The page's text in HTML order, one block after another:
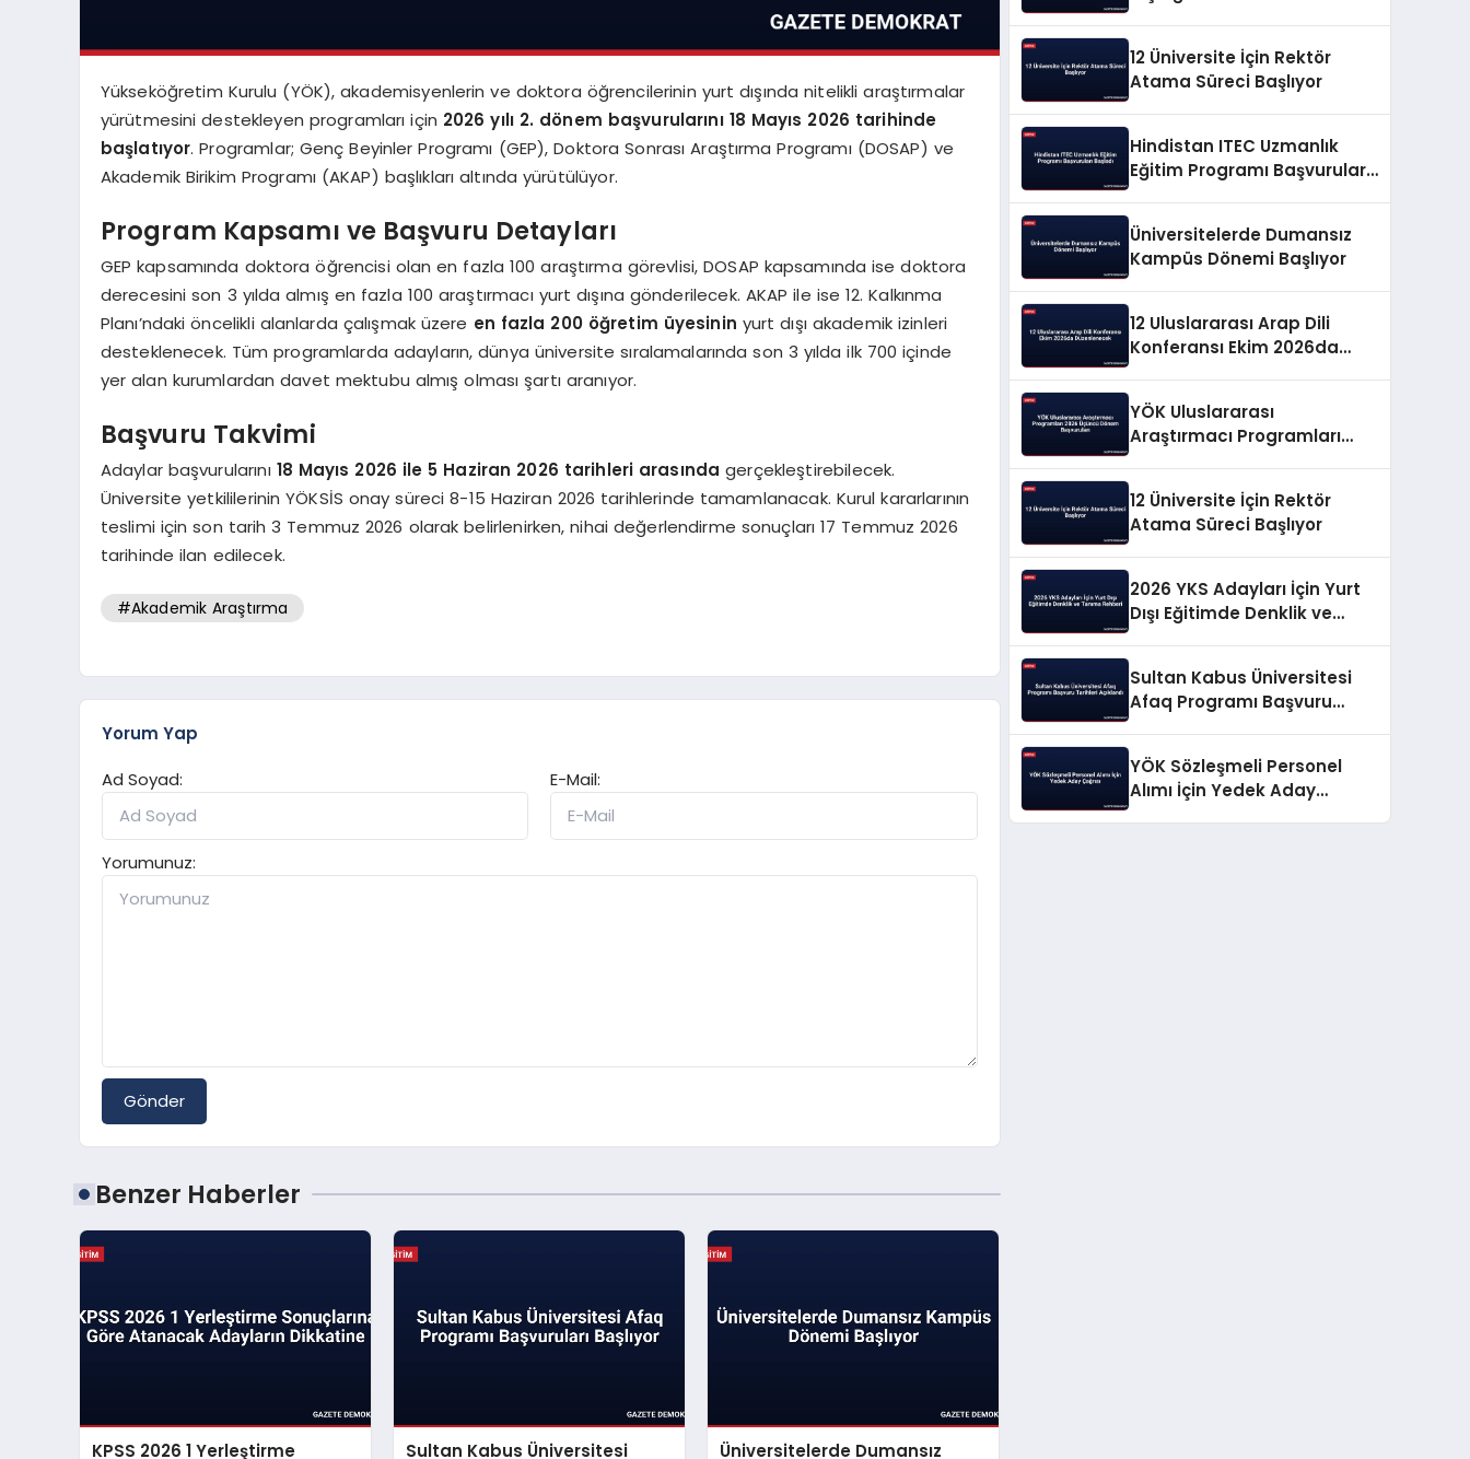
Yükseköğretim Kurulu (YÖK), akademisyenlerin ve doktora öğrencilerinin yurt dışında nitelikli araştırmalar
yürütmesini destekleyen programları için 2026 yılı 2. dönem başvurularını 18 Mayıs 2026 tarihinde
başlatıyor. Programlar; Genç Beyinler Programı (GEP), Doktora Sonrası Araştırma Programı (DOSAP) ve
Akademik Birikim Programı (AKAP) başlıkları altında yürütülüyor.
Program Kapsamı ve Başvuru Detayları
GEP kapsamında doktora öğrencisi olan en fazla 100 araştırma görevlisi, DOSAP kapsamında ise doktora
derecesini son 3 yılda almış en fazla 100 araştırmacı yurt dışına gönderilecek. AKAP ile ise 12. Kalkınma
Planı’ndaki öncelikli alanlarda çalışmak üzere en fazla 200 öğretim üyesinin yurt dışı akademik izinleri
desteklenecek. Tüm programlarda adayların, dünya üniversite sıralamalarında son 3 yılda ilk 700 içinde
yer alan kurumlardan davet mektubu almış olması şartı aranıyor.
Başvuru Takvimi
Adaylar başvurularını 18 Mayıs 2026 ile 5 Haziran 2026 tarihleri arasında gerçekleştirebilecek.
Üniversite yetkililerinin YÖKSİS onay süreci 8-15 Haziran 2026 tarihlerinde tamamlanacak. Kurul kararlarının
teslimi için son tarih 3 Temmuz 2026 olarak belirlenirken, nihai değerlendirme sonuçları 17 Temmuz 2026
tarihinde ilan edilecek.
#Akademik Araştırma
Yorum Yap
Ad Soyad:
E-Mail:
Yorumunuz:
Gönder
Benzer Haberler
KPSS 2026 1 Yerleştirme Sultan Kabus Üniversitesi Üniversitelerde Dumansız
12 Üniversite İçin Rektör
Atama Süreci Başlıyor
Hindistan ITEC Uzmanlık
Eğitim Programı Başvuruları
Üniversitelerde Dumansız
Kampüs Dönemi Başlıyor
12 Uluslararası Arap Dili
Konferansı Ekim 2026da
YÖK Uluslararası
Araştırmacı Programları
12 Üniversite İçin Rektör
Atama Süreci Başlıyor
2026 YKS Adayları İçin Yurt
Dışı Eğitimde Denklik ve
Sultan Kabus Üniversitesi
Afaq Programı Başvuru
YÖK Sözleşmeli Personel
Alımı İçin Yedek Aday